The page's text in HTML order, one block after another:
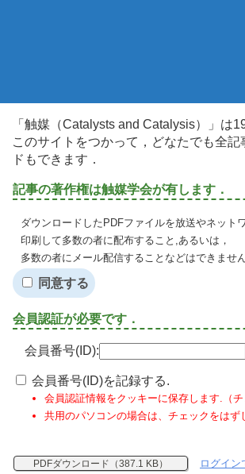
「触媒（Catalysts and Catalysis）」は
このサイトをつかって，どなたでも全
ドもできます．
記事の著作権は触媒学会が有します．
ダウンロードしたPDFファイルを放送やネット
印刷して多数の者に配布すること,あるいは，
多数の者にメール配信することなどはできませ
同意する
会員認証が必要です．
会員番号(ID):
会員番号(ID)を記録する.
会員認証情報をクッキーに保存します.（
共用のパソコンの場合は、チェックをはず
PDFダウンロード（387.1 KB）
ログイン